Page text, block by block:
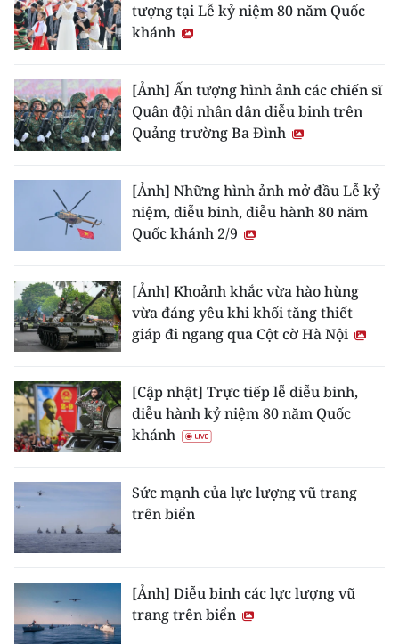
E-Magazine
Video
Media Chính trị
Media Kinh tế
Media Xã hội
Media Pháp luật
Media Du lịch
Media Thế giới
Media Giáo dục
Media Y tế
Media Khoa học - Công nghệ
Media Môi trường
Infographic
tượng tại Lễ kỷ niệm 80 năm Quốc
khánh
[Ảnh] Ấn tượng hình ảnh các chiến sĩ
Quân đội nhân dân diễu binh trên
Quảng trường Ba Đình
[Ảnh] Những hình ảnh mở đầu Lễ kỷ
niệm, diễu binh, diễu hành 80 năm
Quốc khánh 2/9
[Ảnh] Khoảnh khắc vừa hào hùng
vừa đáng yêu khi khối tăng thiết
giáp đi ngang qua Cột cờ Hà Nội
[Cập nhật] Trực tiếp lễ diễu binh,
diễu hành kỷ niệm 80 năm Quốc
khánh
Sức mạnh của lực lượng vũ trang
trên biển
[Ảnh] Diễu binh các lực lượng vũ
trang trên biển